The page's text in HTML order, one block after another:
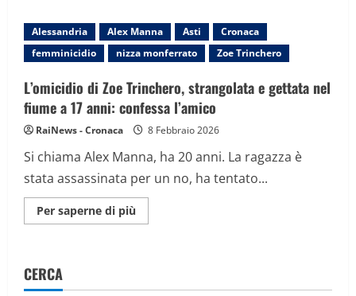
di
Zoe
Trinchero:
forse
salvarsi.
Manna:
“L’ho
presa
a
pugni
so
Alessandria Alex Manna Asti
Cronaca
femminicidio
nizza monferrato Zoe Trinchero
L’omicidio di Zoe Trinchero, strangolata e gettata nel
fiume a 17 anni: confessa l’amico
RaiNews - Cronaca 8 Febbraio 2026
Si chiama Alex Manna, ha 20 anni. La ragazza è
stata assassinata per un no, ha tentato...
Per saperne di più
informazioni
strangolata
CERCA